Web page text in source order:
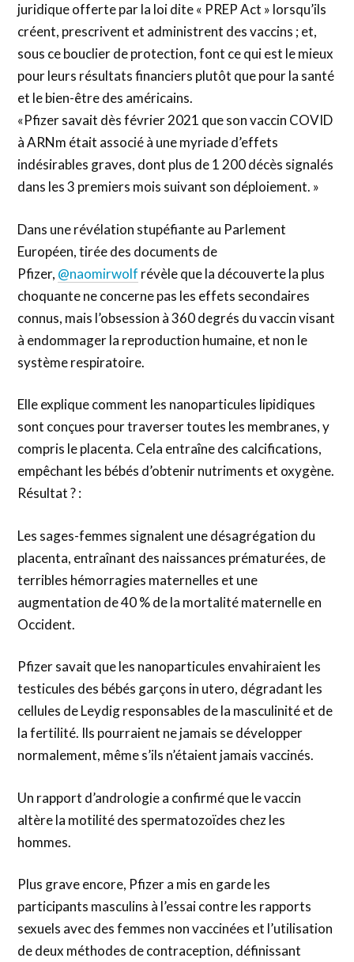
juridique offerte par la loi dite « PREP Act » lorsqu’ils
créent, prescrivent et administrent des vaccins ; et,
sous ce bouclier de protection, font ce qui est le mieux
pour leurs résultats financiers plutôt que pour la santé
et le bien-être des américains.
«Pfizer savait dès février 2021 que son vaccin COVID
à ARNm était associé à une myriade d’effets
indésirables graves, dont plus de 1 200 décès signalés
dans les 3 premiers mois suivant son déploiement. »
Dans une révélation stupéfiante au Parlement
Européen, tirée des documents de
Pfizer, @naomirwolf révèle que la découverte la plus
choquante ne concerne pas les effets secondaires
connus, mais l’obsession à 360 degrés du vaccin visant
à endommager la reproduction humaine, et non le
système respiratoire.
Elle explique comment les nanoparticules lipidiques
sont conçues pour traverser toutes les membranes, y
compris le placenta. Cela entraîne des calcifications,
empêchant les bébés d’obtenir nutriments et oxygène.
Résultat ? :
Les sages-femmes signalent une désagrégation du
placenta, entraînant des naissances prématurées, de
terribles hémorragies maternelles et une
augmentation de 40 % de la mortalité maternelle en
Occident.
Pfizer savait que les nanoparticules envahiraient les
testicules des bébés garçons in utero, dégradant les
cellules de Leydig responsables de la masculinité et de
la fertilité. Ils pourraient ne jamais se développer
normalement, même s’ils n’étaient jamais vaccinés.
Un rapport d’andrologie a confirmé que le vaccin
altère la motilité des spermatozoïdes chez les
hommes.
Plus grave encore, Pfizer a mis en garde les
participants masculins à l’essai contre les rapports
sexuels avec des femmes non vaccinées et l’utilisation
de deux méthodes de contraception, définissant